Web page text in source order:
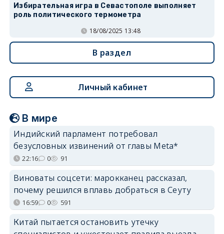
Избирательная игра в Севастополе выполняет
роль политического термометра
18/08/2025 13:48
В раздел
Личный кабинет
В мире
Индийский парламент потребовал
безусловных извинений от главы Meta*
22:16 0 91
Виноваты соцсети: марокканец рассказал,
почему решился вплавь добраться в Сеуту
16:59 0 591
Китай пытается остановить утечку